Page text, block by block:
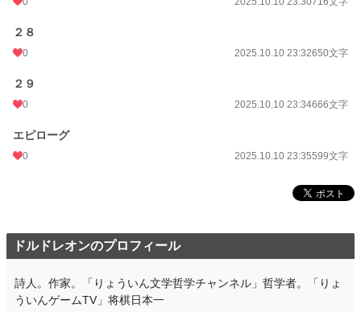
２８
0 2025.10.10 23:32650文字
２９
0 2025.10.10 23:34666文字
エピローグ
0 2025.10.10 23:35599文字
ドルドレオンのプロフィール
詩人。作家。「りょういん文学哲学チャンネル」哲学者。「りょ
ういんゲームTV」将棋日本一